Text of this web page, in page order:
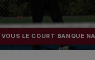
VOUS LE COURT BANQUE